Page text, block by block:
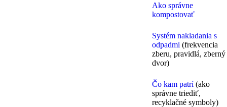
Ako správne
kompostovať
Systém nakladania s
odpadmi (frekvencia
zberu, pravidlá, zberný
dvor)
Čo kam patrí(ako
správne triediť,
recyklačné symboly)